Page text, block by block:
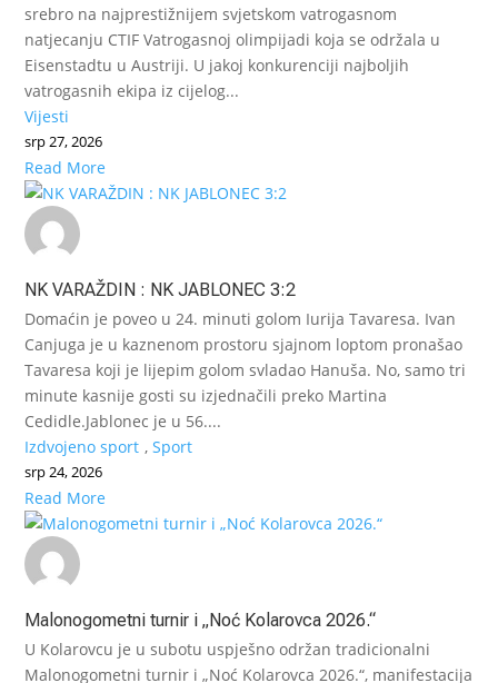
srebro na najprestižnijem svjetskom vatrogasnom
natjecanju CTIF Vatrogasnoj olimpijadi koja se održala u
Eisenstadtu u Austriji. U jakoj konkurenciji najboljih
vatrogasnih ekipa iz cijelog...
Vijesti
srp 27, 2026
Read More
NK VARAŽDIN : NK JABLONEC 3:2
Domaćin je poveo u 24. minuti golom Iurija Tavaresa. Ivan
Canjuga je u kaznenom prostoru sjajnom loptom pronašao
Tavaresa koji je lijepim golom svladao Hanuša. No, samo tri
minute kasnije gosti su izjednačili preko Martina
Cedidle.Jablonec je u 56....
Izdvojeno sport ,Sport
srp 24, 2026
Read More
Malonogometni turnir i „Noć Kolarovca 2026.“
U Kolarovcu je u subotu uspješno održan tradicionalni
Malonogometni turnir i „Noć Kolarovca 2026.“, manifestacija